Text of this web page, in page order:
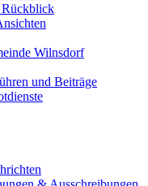
Wilnsdorf
und Beiträge